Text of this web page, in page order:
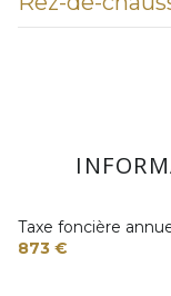
chambre
Taxe foncière
873 €